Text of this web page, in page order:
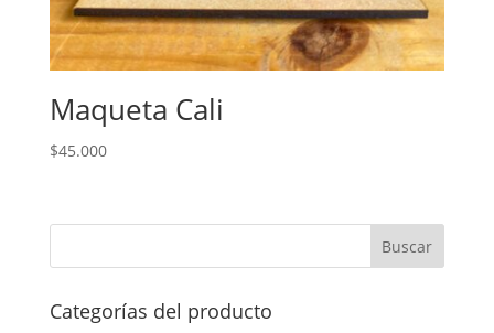
Maqueta Cali
$45.000
Categorías del producto